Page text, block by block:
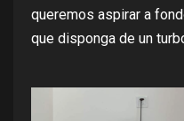
queremos aspirar a
que disponga de un